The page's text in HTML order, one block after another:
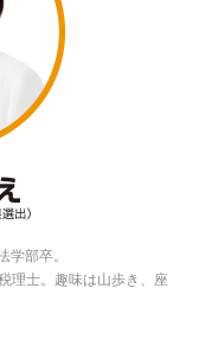
部卒。
理士。趣味は山歩き、座